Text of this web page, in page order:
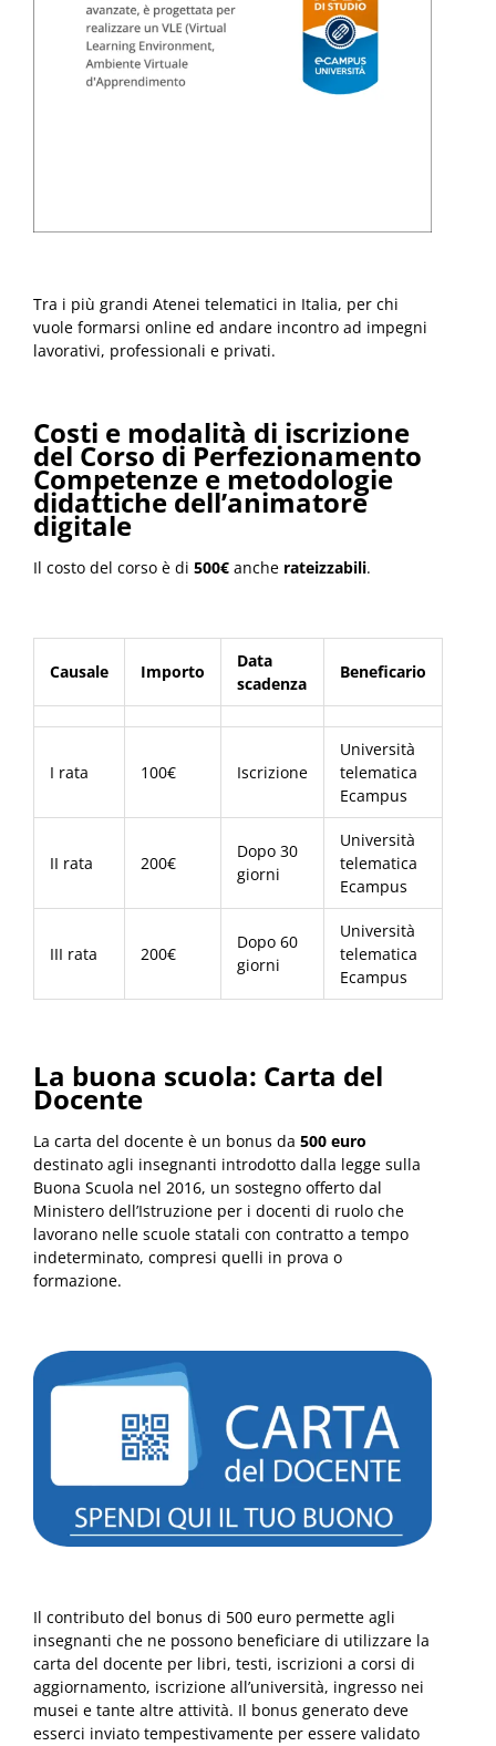
Tra i più grandi Atenei telematici in Italia, per chi
vuole formarsi online ed andare incontro ad impegni
lavorativi, professionali e privati.
Costi e modalità di iscrizione
del Corso di Perfezionamento
Competenze e metodologie
didattiche dell’animatore
digitale
Il costo del corso è di 500€ anche rateizzabili.
Causale Importo
Data
scadenza
Beneficario
I rata 100€ Iscrizione
Università
telematica
Ecampus
II rata 200€
Dopo 30
giorni
Università
telematica
Ecampus
III rata 200€
Dopo 60
giorni
Università
telematica
Ecampus
La buona scuola: Carta del
Docente
La carta del docente è un bonus da 500 euro
destinato agli insegnanti introdotto dalla legge sulla
Buona Scuola nel 2016, un sostegno offerto dal
Ministero dell’Istruzione per i docenti di ruolo che
lavorano nelle scuole statali con contratto a tempo
indeterminato, compresi quelli in prova o
formazione.
Il contributo del bonus di 500 euro permette agli
insegnanti che ne possono beneficiare di utilizzare la
carta del docente per libri, testi, iscrizioni a corsi di
aggiornamento, iscrizione all’università, ingresso nei
musei e tante altre attività. Il bonus generato deve
esserci inviato tempestivamente per essere validato